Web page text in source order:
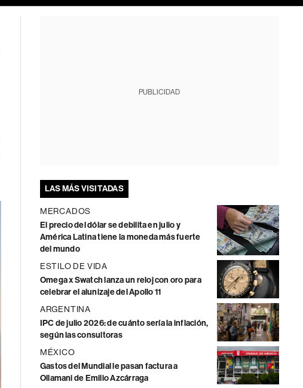
PUBLICIDAD
LAS MÁS VISITADAS
MERCADOS
El precio del dólar se debilita en julio y
América Latina tiene la moneda más fuerte
del mundo
ESTILO DE VIDA
Omega x Swatch lanza un reloj con oro para
celebrar el alunizaje del Apollo 11
ARGENTINA
IPC de julio 2026: de cuánto sería la inflación,
según las consultoras
MÉXICO
Gastos del Mundial le pasan factura a
Ollamani de Emilio Azcárraga